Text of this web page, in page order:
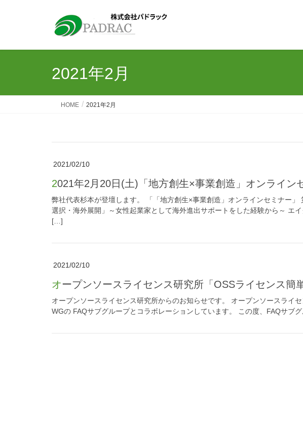
2021年2月
HOME 2021年2月
2021/02/10
2021年2月20日(土)「地方創生×事業創造」オンライン
弊社代表杉本が登壇します。 「「地方創生×事業創造」オンラインセミナー
選択・海外展開」～女性起業家として海外進出サポートをした経験から～
[…]
2021/02/10
オープンソースライセンス研究所「OSSライセンス
オープンソースライセンス研究所からのお知らせです。 オープンソースライ
WGの FAQサブグループとコラボレーションしています。 この度、FAQサブ